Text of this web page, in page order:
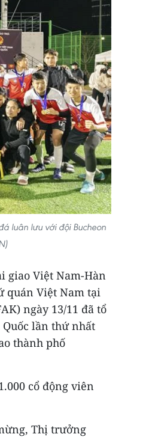
luân lưu với đội Bucheon
giao Việt Nam-Hàn
quán Việt Nam tại
ngày 13/11 đã tổ
lần thứ nhất
thành phố
cổ động viên
Thị trưởng